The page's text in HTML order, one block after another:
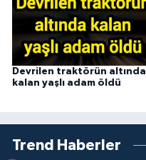
Devrilen traktörün altında
kalan yaşlı adam öldü
Trend Haberler